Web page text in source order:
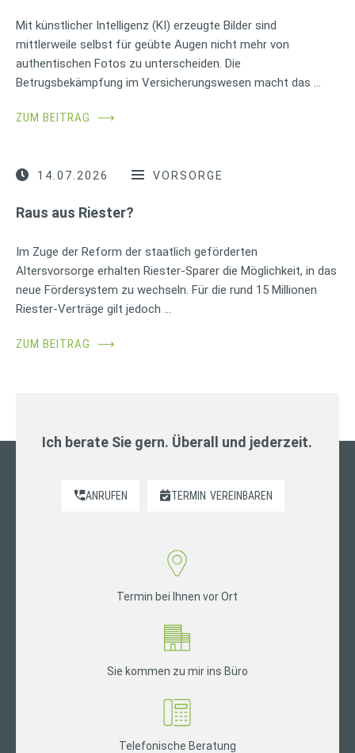
Mit künstlicher Intelligenz (KI) erzeugte Bilder sind
mittlerweile selbst für geübte Augen nicht mehr von
authentischen Fotos zu unterscheiden. Die
Betrugsbekämpfung im Versicherungswesen macht das …
ZUM BEITRAG ⟶
14.07.2026 VORSORGE
Raus aus Riester?
Im Zuge der Reform der staatlich geförderten
Altersvorsorge erhalten Riester-Sparer die Möglichkeit, in das
neue Fördersystem zu wechseln. Für die rund 15 Millionen
Riester-Verträge gilt jedoch …
ZUM BEITRAG ⟶
Ich berate Sie gern. Überall und jederzeit.
ANRUFEN TERMIN VEREINBAREN
Termin bei Ihnen vor Ort
Sie kommen zu mir ins Büro
Telefonische Beratung